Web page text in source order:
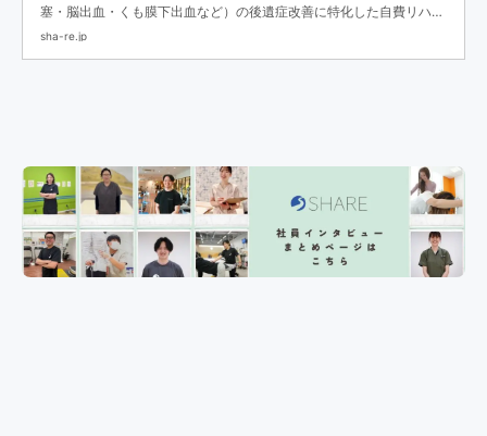
塞・脳出血・くも膜下出血など）の後遺症改善に特化した自費リハビ
リ専門施設です。 急性期・回復期のリハビリ病院で経験を積んだ専
sha-re.jp